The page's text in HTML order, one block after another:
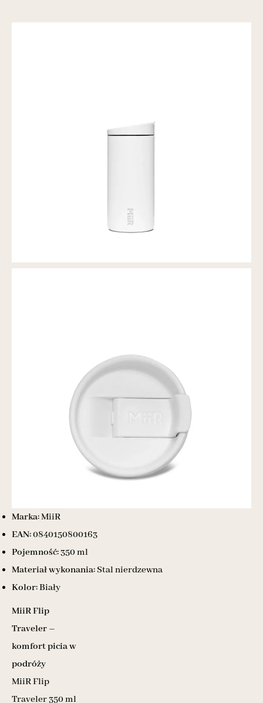
Marka:MiiR
EAN:0840150800163
Pojemność:350 ml
Materiał wykonania: Stal nierdzewna
Kolor:Biały
MiiR Flip
Traveler –
komfort picia w
podróży
MiiR Flip
Traveler 350 ml